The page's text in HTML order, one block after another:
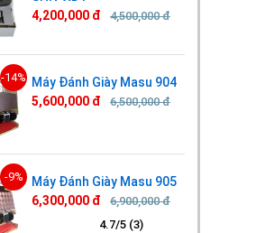
4,200,000 đ
4,500,000 đ
-14% Máy Đánh Giày Masu 904
5,600,000 đ
6,500,000 đ
-9%
Máy Đánh Giày Masu 905
6,300,000 đ
6,900,000 đ
4.7/5 (3)